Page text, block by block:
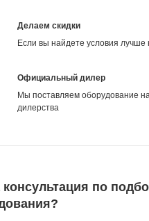
Делаем скидки
Если вы найдете условия
Официальный дилер
Мы поставляем оборудование
дилерства
по